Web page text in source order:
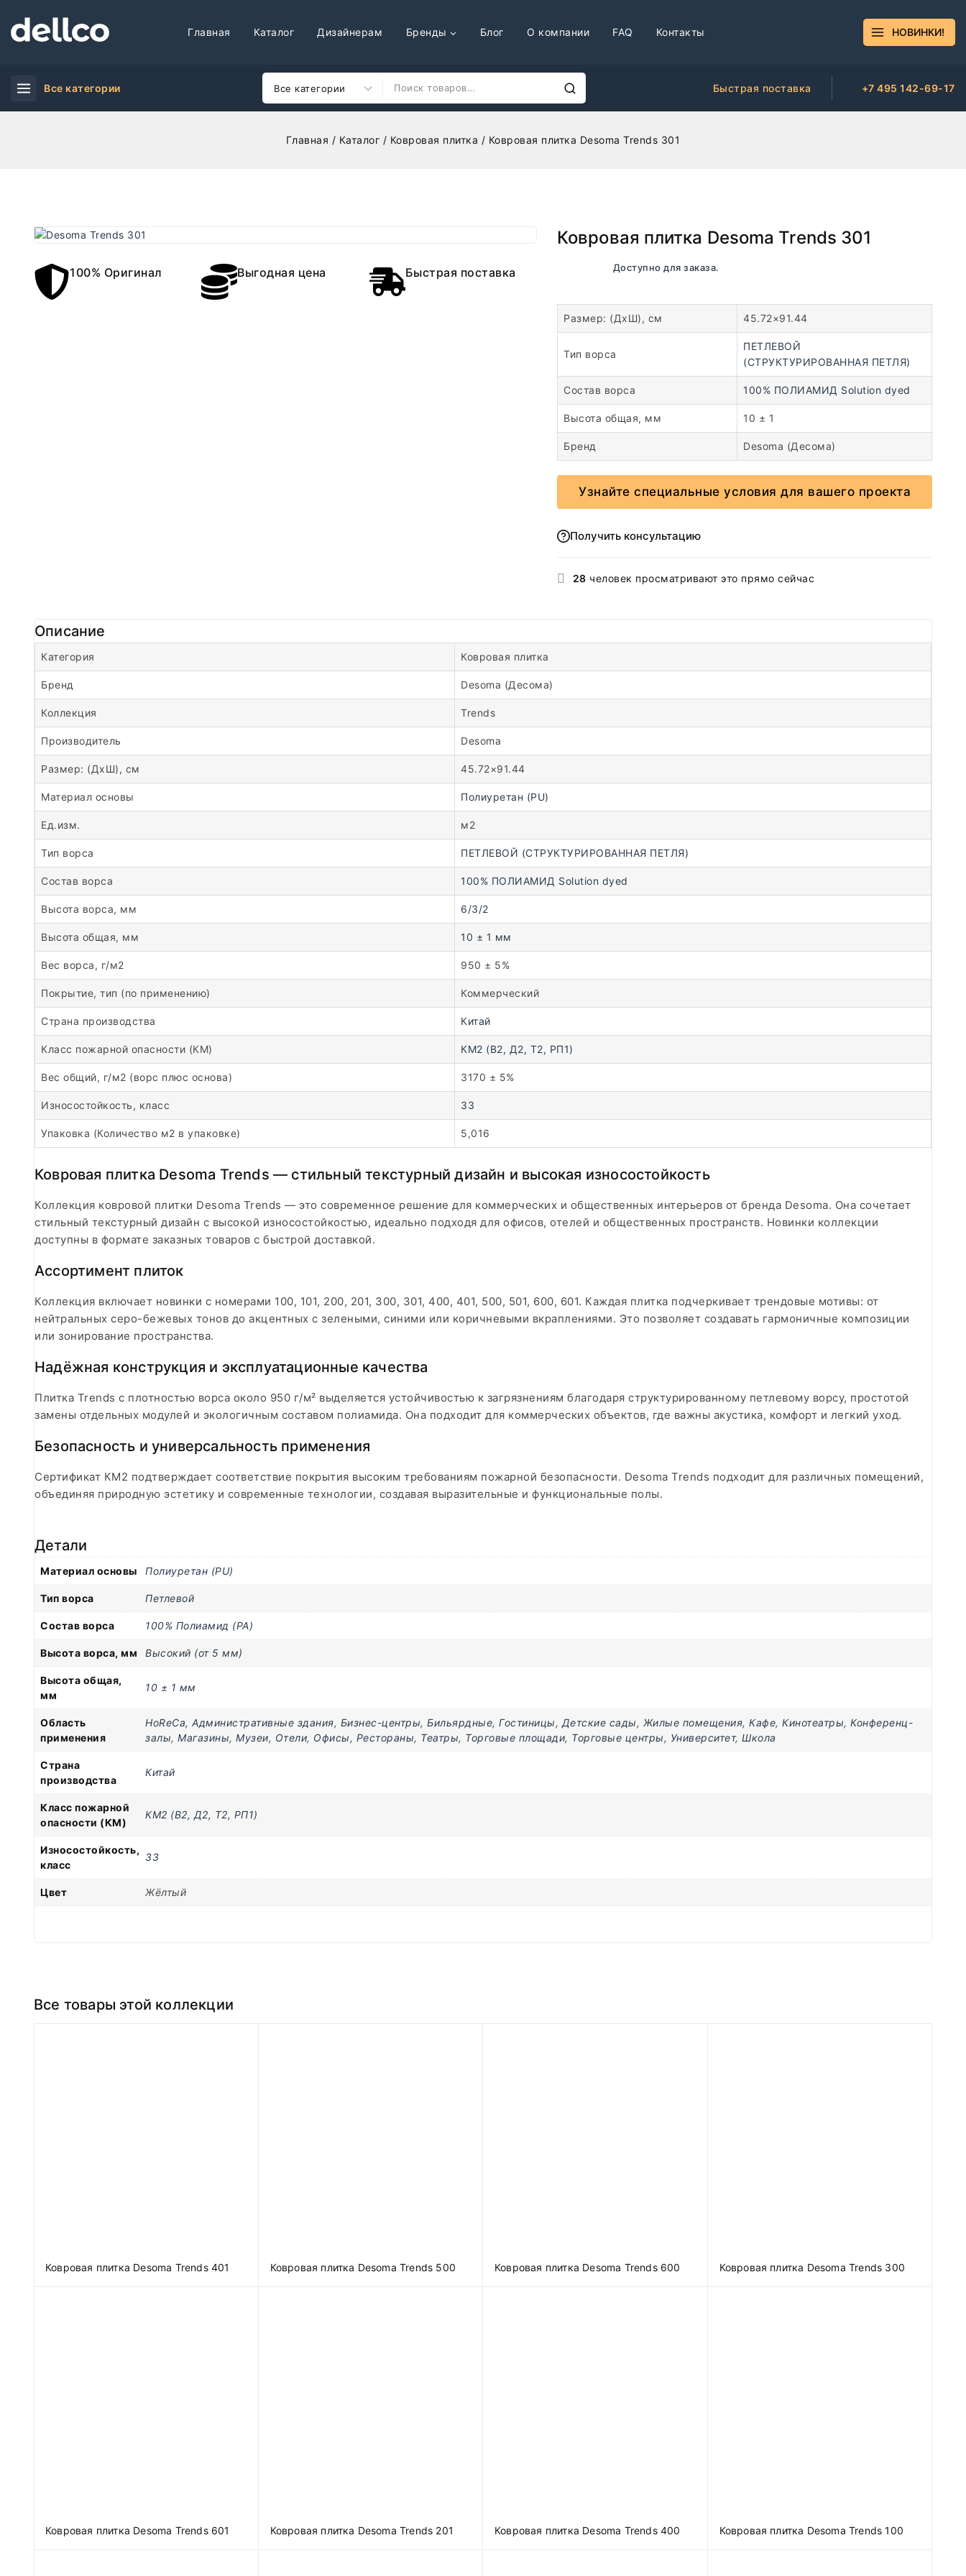
Главная Каталог Дизайнерам Бренды Блог О компании FAQ Контакты НОВИНКИ!
Все категории Быстрая поставка +7 495 142-69-17
Главная / Каталог / Ковровая плитка / Ковровая плитка Desoma Trends 301
100% Оригинал Выгодная цена Быстрая поставка
Ковровая плитка Desoma Trends 301
В наличии. Доступно для заказа.
Размер: (ДхШ), см 45.72×91.44
Тип ворса
ПЕТЛЕВОЙ
(СТРУКТУРИРОВАННАЯ ПЕТЛЯ)
Состав ворса 100% ПОЛИАМИД Solution dyed
Высота общая, мм 10 ± 1
Бренд Desoma (Десома)
Узнайте специальные условия для вашего проекта
Получить консультацию
28 человек просматривают это прямо сейчас
Описание
Категория Ковровая плитка
Бренд Desoma (Десома)
Коллекция Trends
Производитель Desoma
Размер: (ДхШ), см 45.72×91.44
Материал основы Полиуретан (PU)
Ед.изм. м2
Тип ворса ПЕТЛЕВОЙ (СТРУКТУРИРОВАННАЯ ПЕТЛЯ)
Состав ворса 100% ПОЛИАМИД Solution dyed
Высота ворса, мм 6/3/2
Высота общая, мм 10 ± 1 мм
Вес ворса, г/м2 950 ± 5%
Покрытие, тип (по применению) Коммерческий
Страна производства Китай
Класс пожарной опасности (КМ) КМ2 (В2, Д2, Т2, РП1)
Вес общий, г/м2 (ворс плюс основа) 3170 ± 5%
Износостойкость, класс 33
Упаковка (Количество м2 в упаковке) 5,016
Ковровая плитка Desoma Trends — стильный текстурный дизайн и высокая износостойкость
Коллекция ковровой плитки Desoma Trends — это современное решение для коммерческих и общественных интерьеров от бренда Desoma. Она сочетает
стильный текстурный дизайн с высокой износостойкостью, идеально подходя для офисов, отелей и общественных пространств. Новинки коллекции
доступны в формате заказных товаров с быстрой доставкой.
Ассортимент плиток
Коллекция включает новинки с номерами 100, 101, 200, 201, 300, 301, 400, 401, 500, 501, 600, 601. Каждая плитка подчеркивает трендовые мотивы: от
нейтральных серо-бежевых тонов до акцентных с зелеными, синими или коричневыми вкраплениями. Это позволяет создавать гармоничные композиции
или зонирование пространства.
Надёжная конструкция и эксплуатационные качества
Плитка Trends с плотностью ворса около 950 г/м² выделяется устойчивостью к загрязнениям благодаря структурированному петлевому ворсу, простотой
замены отдельных модулей и экологичным составом полиамида. Она подходит для коммерческих объектов, где важны акустика, комфорт и легкий уход.
Безопасность и универсальность применения
Сертификат КМ2 подтверждает соответствие покрытия высоким требованиям пожарной безопасности. Desoma Trends подходит для различных помещений,
объединяя природную эстетику и современные технологии, создавая выразительные и функциональные полы.
Детали
Материал основы Полиуретан (PU)
Тип ворса Петлевой
Состав ворса 100% Полиамид (PA)
Высота ворса, мм Высокий (от 5 мм)
Высота общая,
мм
10 ± 1 мм
Область
применения
HoReCa, Административные здания, Бизнес-центры, Бильярдные, Гостиницы, Детские сады, Жилые помещения, Кафе, Кинотеатры, Конференц-
залы, Магазины, Музеи, Отели, Офисы, Рестораны, Театры, Торговые площади, Торговые центры, Университет, Школа
Страна
производства
Китай
Класс пожарной
опасности (КМ)
КМ2 (В2, Д2, Т2, РП1)
Износостойкость,
класс
33
Цвет Жёлтый
Все товары этой коллекции
Ковровая плитка Desoma Trends 401 Ковровая плитка Desoma Trends 500 Ковровая плитка Desoma Trends 600 Ковровая плитка Desoma Trends 300
Ковровая плитка Desoma Trends 601 Ковровая плитка Desoma Trends 201 Ковровая плитка Desoma Trends 400 Ковровая плитка Desoma Trends 100